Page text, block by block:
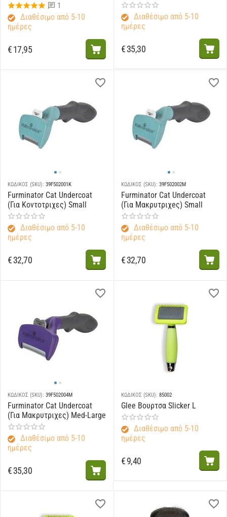
1
Διαθέσιμο από 5-10
ημέρες
€17,95
Διαθέσιμο από 5-10
ημέρες
€35,30
ΚΩΔΙΚΟΣ (SKU): 39F502001K
Furminator Cat Undercoat
(Για Κοντοτριχες) Small
Διαθέσιμο από 5-10
ημέρες
€32,70
ΚΩΔΙΚΟΣ (SKU): 39F502002M
Furminator Cat Undercoat
(Για Μακρυτριχeς) Small
Διαθέσιμο από 5-10
ημέρες
€32,70
ΚΩΔΙΚΟΣ (SKU): 39F502004M
Furminator Cat Undercoat
(Για Μακρυτριχες) Med-Large
Διαθέσιμο από 5-10
ημέρες
€35,30
ΚΩΔΙΚΟΣ (SKU): 85002
Glee Βουρτσα Slicker L
Διαθέσιμο από 5-10
ημέρες
€9,40